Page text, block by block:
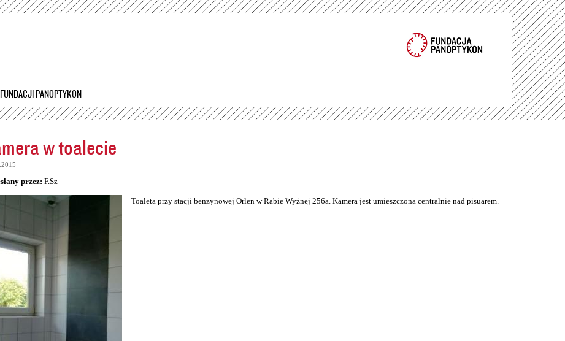
Przejdź
PANOPTYKON
w toalecie
przez: F.Sz
Toaleta przy stacji benzynowej Orlen w Rabie Wyżnej 256a. Kamera jest umieszczona centralnie nad pisuarem.